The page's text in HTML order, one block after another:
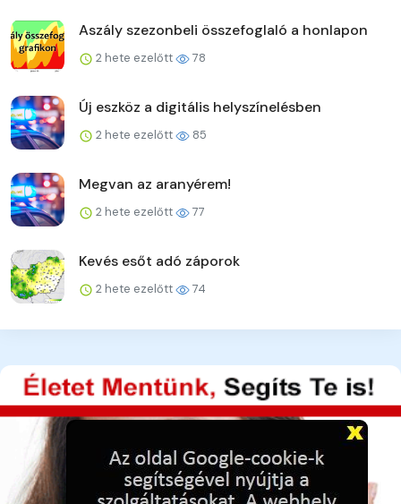
Aszály szezonbeli összefoglaló a honlapon
2 hete ezelőtt 78
Új eszköz a digitális helyszínelésben
2 hete ezelőtt 85
Megvan az aranyérem!
2 hete ezelőtt 77
Kevés esőt adó záporok
2 hete ezelőtt 74